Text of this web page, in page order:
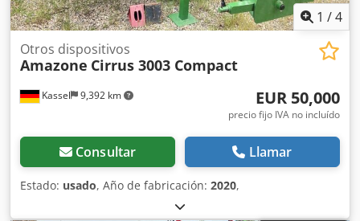
1 /4
Kassel 9,392 km
Otros dispositivos
Amazone Cirrus 3003 Compact
EUR 50,000
precio fijo IVA no incluído
Consultar Llamar
Estado: usado, Año de fabricación: 2020,